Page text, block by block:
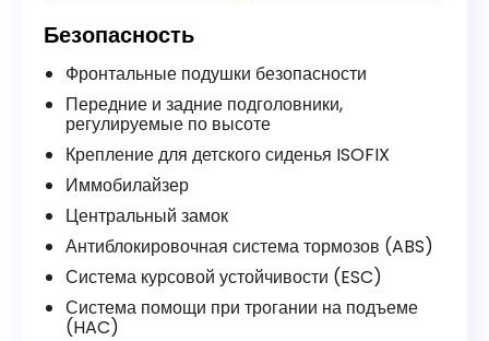
Безопасность
Фронтальные подушки безопасности
Передние и задние подголовники,
регулируемые по высоте
Крепление для детского сиденья ISOFIX
Иммобилайзер
Центральный замок
Антиблокировочная система тормозов (ABS)
Система курсовой устойчивости (ESC)
Система помощи при трогании на подъеме
(HAC)